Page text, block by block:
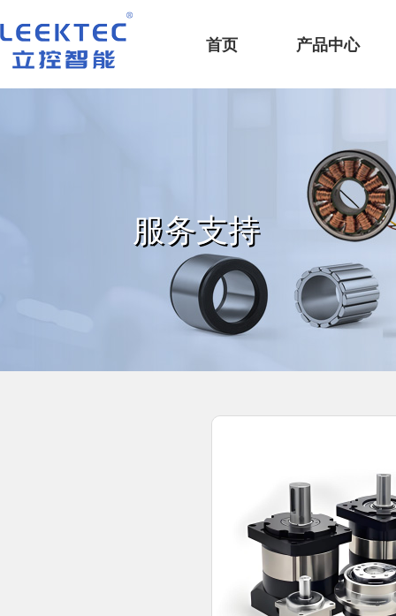
深圳市立控智能科技有限公司
首页
产品中心
服务支持